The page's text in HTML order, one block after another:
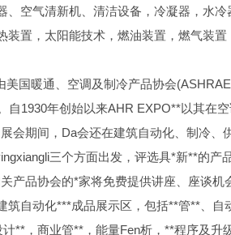
空气清新机、清洁设备，冷凝器，水冷
置，太阳能技术，燃油装置，燃气装置
国暖通、空调及制冷产品协会
自1930年创始以来AHR EXPO**以其在
会期间，Da会还在建筑自动化、制冷、
三个方面出发，评选具*新**的产
产品协会的*家将免费提供讲座、座谈
筑自动化***成品展示区，包括**管**、
**，商业管**，能量Fen析，**程序及升